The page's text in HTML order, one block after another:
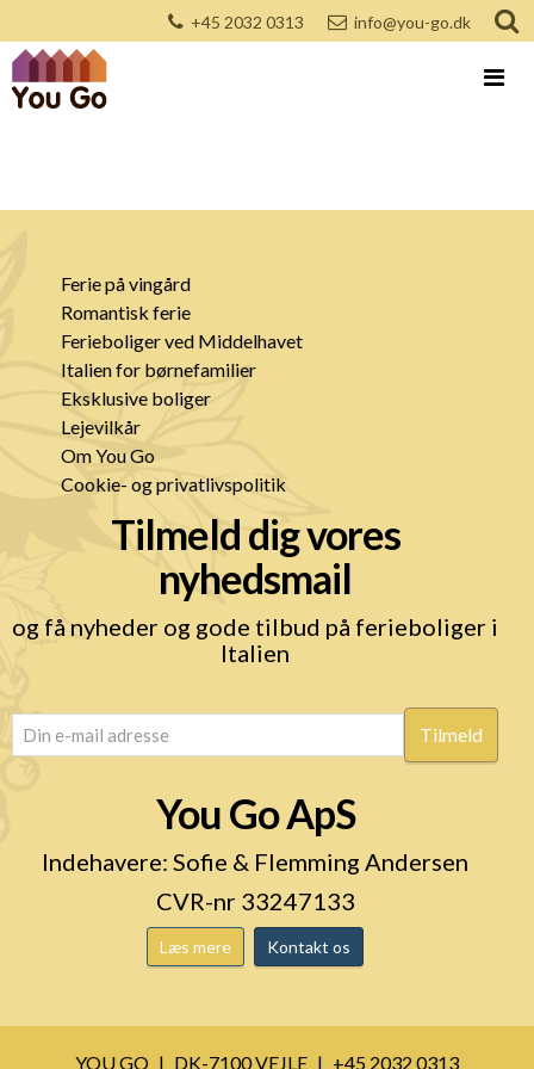
+45 2032 0313 info@you-go.dk
Ferie på vingård
Romantisk ferie
Ferieboliger ved Middelhavet
Italien for børnefamilier
Eksklusive boliger
Lejevilkår
Om You Go
Cookie- og privatlivspolitik
Tilmeld dig vores
nyhedsmail
og få nyheder og gode tilbud på ferieboliger i
Italien
(Påkrævet)
You Go ApS
Indehavere: Sofie & Flemming Andersen
CVR-nr 33247133
Læs mere Kontakt os
YOU GO DK-7100 VEJLE +45 2032 0313